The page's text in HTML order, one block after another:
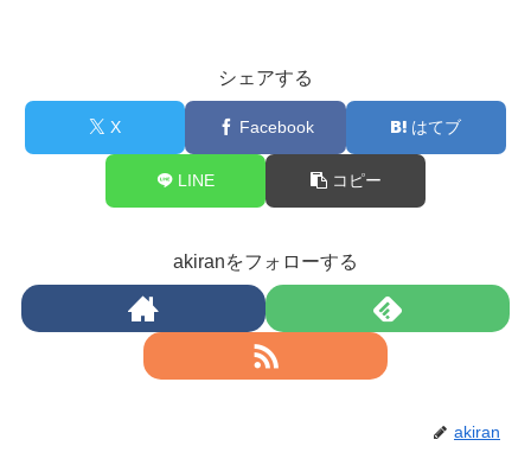
シェアする
X Facebook はてブ
LINE コピー
akiranをフォローする
akiran